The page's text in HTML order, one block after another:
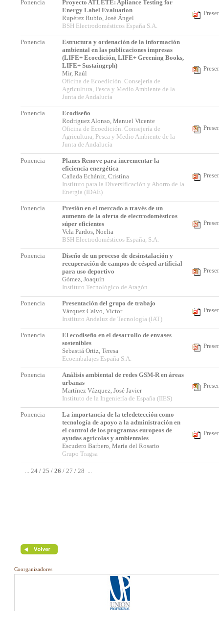
Ponencia
Proyecto ATLETE: Apliance Testing for
Energy Label Evaluation
Rupérez Rubio, José Ángel
BSH Electrodomésticos España S.A.
Ponencia
Estructura y ordenación de la información
ambiental en las publicaciones impresas
(LIFE+ Ecoedición, LIFE+ Greening Books,
LIFE+ Sustaingrph)
Mir, Raúl
Oficina de Ecoedición. Consejería de
Agricultura, Pesca y Medio Ambiente de la
Junta de Andalucía
Ponencia
Ecodiseño
Rodriguez Alonso, Manuel Vicente
Oficina de Ecoedición. Consejería de
Agricultura, Pesca y Medio Ambiente de la
Junta de Andalucía
Ponencia
Planes Renove para incrementar la
eficiencia energética
Cañada Echániz, Cristina
Instituto para la Diversificación y Ahorro de la
Energía (IDAE)
Ponencia
Presión en el mercado a través de un
aumento de la oferta de electrodomésticos
súper eficientes
Vela Pardos, Noelia
BSH Electrodomésticos España, S.A.
Ponencia
Diseño de un proceso de desinstalación y
recuperación de campos de césped artificial
para uso deportivo
Gómez, Joaquín
Instituto Tecnológico de Aragón
Ponencia
Presentación del grupo de trabajo
Vázquez Calvo, Víctor
Instituto Andaluz de Tecnología (IAT)
Ponencia
El ecodiseño en el desarrollo de envases
sostenibles
Sebastiá Ortiz, Teresa
Ecoembalajes España S.A.
Ponencia
Análisis ambiental de redes GSM-R en áreas
urbanas
Martínez Vázquez, José Javier
Instituto de la Ingeniería de España (IIES)
Ponencia
La importancia de la teledetección como
tecnología de apoyo a la administración en
el control de los programas europeos de
ayudas agrícolas y ambientales
Escudero Barbero, María del Rosario
Grupo Tragsa
... 24 / 25 / 26 / 27 / 28 ...
Coorganizadores